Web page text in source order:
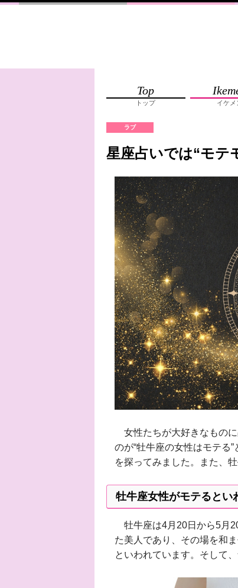
Top
トップ イケメ
ラブ
星座占いでは“モテ
女性たちが大好きなもの
のが“牡牛座の女性はモテ
を探ってみました。また、
牡牛座女性がモテるとい
牡牛座は4月20日から5月
た美人であり、その場を和
といわれています。そして